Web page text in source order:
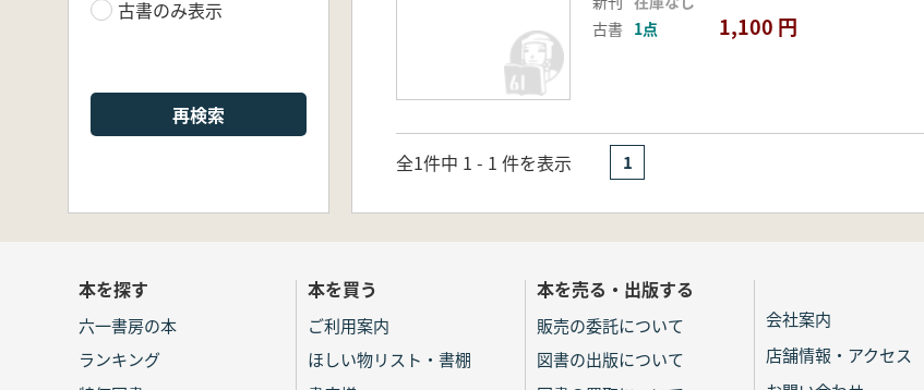
古書のみ表示
再検索
古書 1点 1,100 円
全1件中 1 - 1 件を表示 1
本を探す
六一書房の本
ランキング
本を買う
ご利用案内
ほしい物リスト・書棚
本を売る・出版する
販売の委託について
図書の出版について
会社案内
店舗情報・アクセス